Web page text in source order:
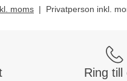
moms Privatperson inkl.
Ring till